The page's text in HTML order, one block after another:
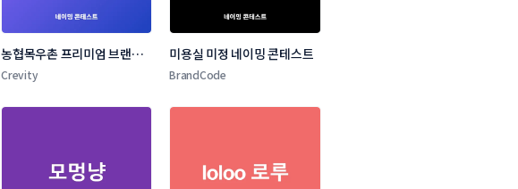
농협목우촌 프리미엄 브랜드
네이밍 공모
Crevity
미용실 미정 네이밍 콘테스트
BrandCode